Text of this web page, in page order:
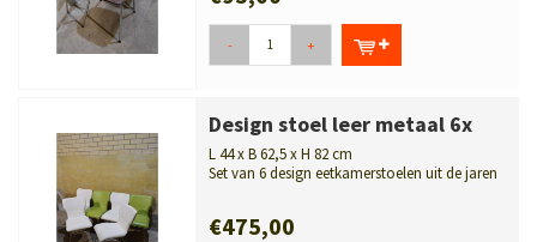
- +
Design stoel leer metaal 6x
L 44 x B 62,5 x H 82 cm
Set van 6 design eetkamerstoelen uit de jaren
€475,00